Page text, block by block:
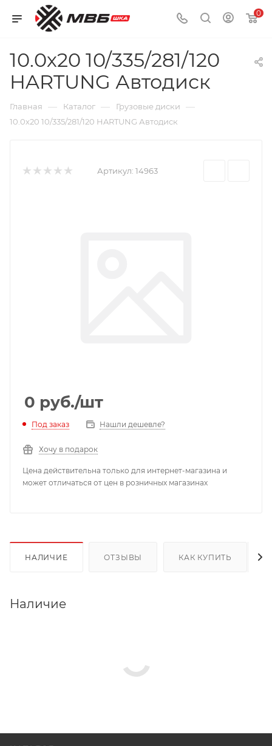
0
10.0х20 10/335/281/120
HARTUNG Автодиск
Главная — Каталог — Грузовые диски —
10.0х20 10/335/281/120 HARTUNG Автодиск
Артикул: 14963
0 руб./шт
Под заказ Нашли дешевле?
Хочу в подарок
Цена действительна только для интернет-магазина и
может отличаться от цен в розничных магазинах
НАЛИЧИЕ ОТЗЫВЫ КАК КУПИТЬ
Наличие